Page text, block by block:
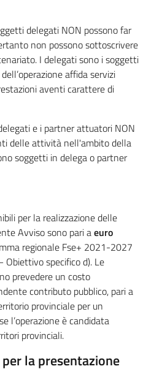
delegati NON possono far
non possono sottoscrivere
I delegati sono i soggetti
affida servizi
aventi carattere di
e i partner attuatori NON
delle attività nell'ambito della
soggetti in delega o partner
per la realizzazione delle
Avviso sono pari aeuro
regionale Fse+ 2021-2027
Obiettivo specifico d). Le
prevedere un costo
contributo pubblico, pari a
provinciale per un
l’operazione è candidata
provinciali.
la presentazione